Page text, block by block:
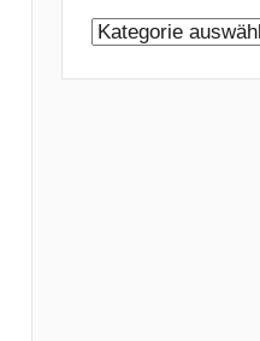
Kategorien